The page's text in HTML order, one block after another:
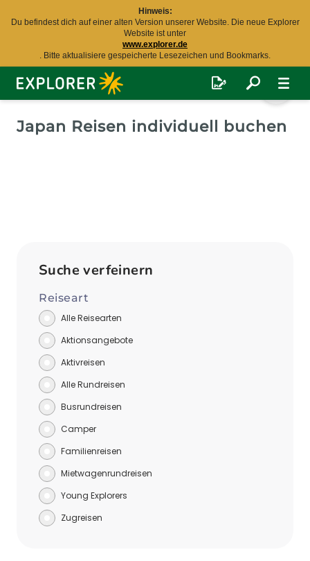
Hinweis:
Du befindest dich auf einer alten Version unserer Website. Die neue Explorer
Website ist unter
www.explorer.de
. Bitte aktualisiere gespeicherte Lesezeichen und Bookmarks.
Explorer
Fernreisen
Japan Reisen individuell buchen
Suche verfeinern
Reiseart
Alle Reisearten
Aktionsangebote
Aktivreisen
Alle Rundreisen
Busrundreisen
Camper
Familienreisen
Mietwagenrundreisen
Young Explorers
Zugreisen